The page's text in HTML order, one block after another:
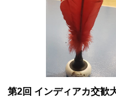
第2回 インディアカ交歓